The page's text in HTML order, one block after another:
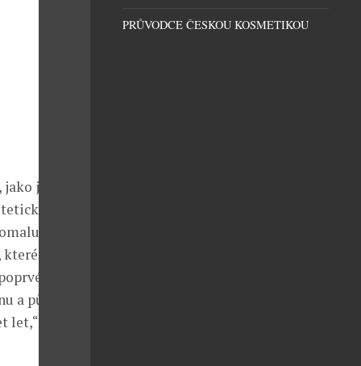
je
jsou na
a půl a to
říká
PRŮVODCE ČESKOU KOSMETIKOU